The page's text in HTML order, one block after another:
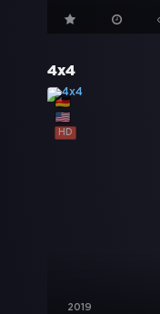
4x4
HD
2019